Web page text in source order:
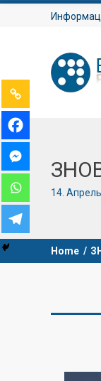
14 Апрель
Home /